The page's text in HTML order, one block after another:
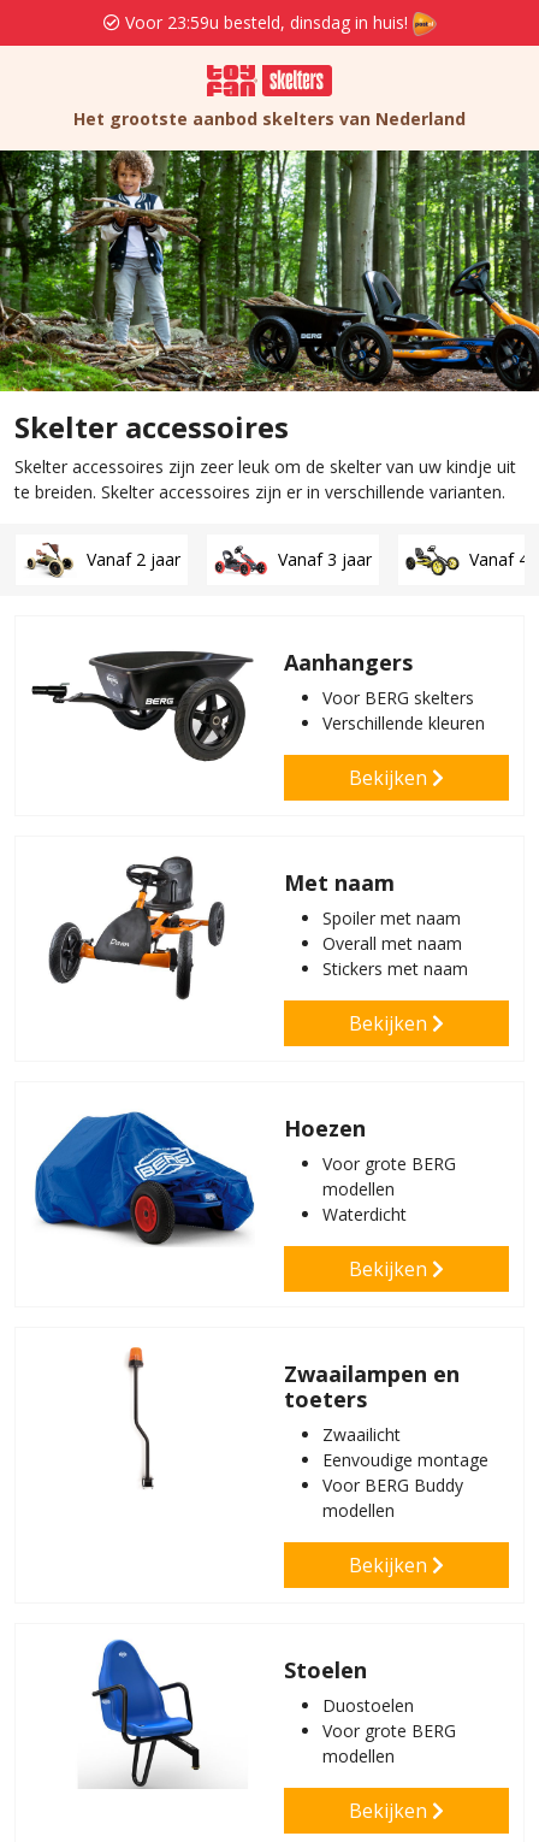
Voor 23:59u besteld, dinsdag in huis!
Het grootste aanbod skelters van Nederland
Skelter accessoires
Skelter accessoires zijn zeer leuk om de skelter van uw kindje uit
te breiden. Skelter accessoires zijn er in verschillende varianten.
Vanaf 2 jaar Vanaf 3 jaar Vanaf 4
Aanhangers
Voor BERG skelters
Verschillende kleuren
Bekijken
Met naam
Spoiler met naam
Overall met naam
Stickers met naam
Bekijken
Hoezen
Voor grote BERG
modellen
Waterdicht
Bekijken
Zwaailampen en
toeters
Zwaailicht
Eenvoudige montage
Voor BERG Buddy
modellen
Bekijken
Stoelen
Duostoelen
Voor grote BERG
modellen
Bekijken